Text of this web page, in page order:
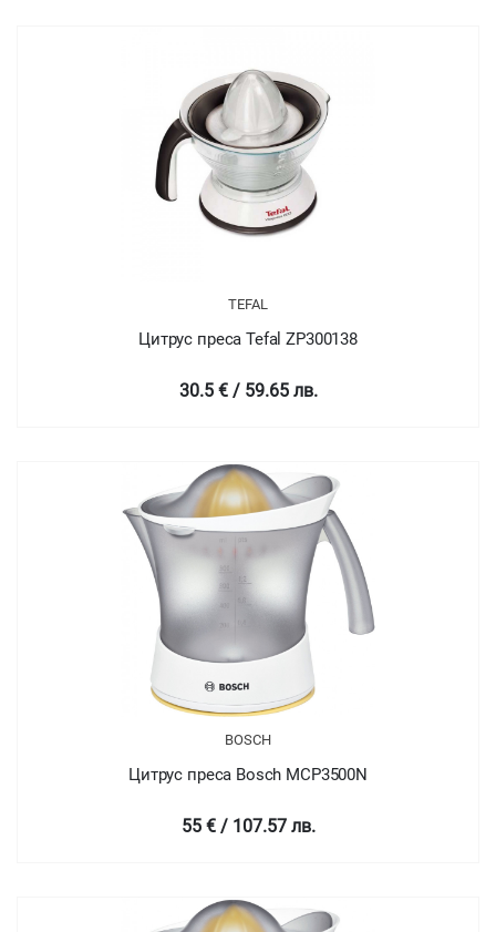
TEFAL
Цитрус преса Tefal ZP300138
30.5 € / 59.65 лв.
BOSCH
Цитрус преса Bosch MCP3500N
55 € / 107.57 лв.